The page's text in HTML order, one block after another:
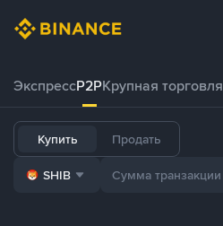
ЭкспрессP2PКрупная торговля
Купить Продать
SHIB